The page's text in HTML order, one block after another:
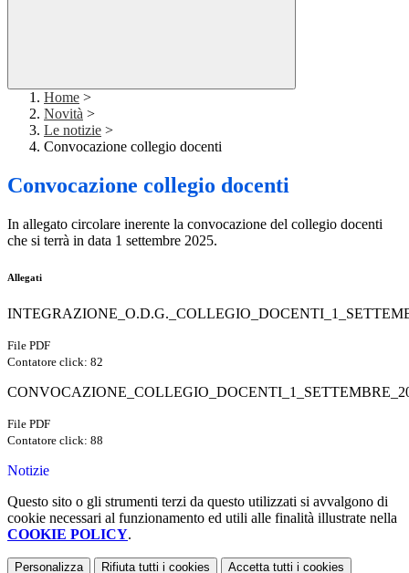
Home >
Novità >
Le notizie >
Convocazione collegio docenti
Convocazione collegio docenti
In allegato circolare inerente la convocazione del collegio docenti
che si terrà in data 1 settembre 2025.
Allegati
File PDF
Contatore click: 82
File PDF
Contatore click: 88
Notizie
Questo sito o gli strumenti terzi da questo utilizzati si avvalgono di
cookie necessari al funzionamento ed utili alle finalità illustrate nella
COOKIE POLICY.
Personalizza Rifiuta tutti i cookies Accetta tutti i cookies